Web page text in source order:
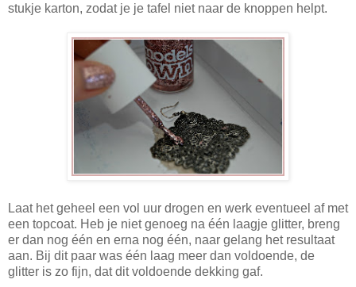
stukje karton, zodat je je tafel niet naar de knoppen helpt.
Laat het geheel een vol uur drogen en werk eventueel af met
een topcoat. Heb je niet genoeg na één laagje glitter, breng
er dan nog één en erna nog één, naar gelang het resultaat
aan. Bij dit paar was één laag meer dan voldoende, de
glitter is zo fijn, dat dit voldoende dekking gaf.